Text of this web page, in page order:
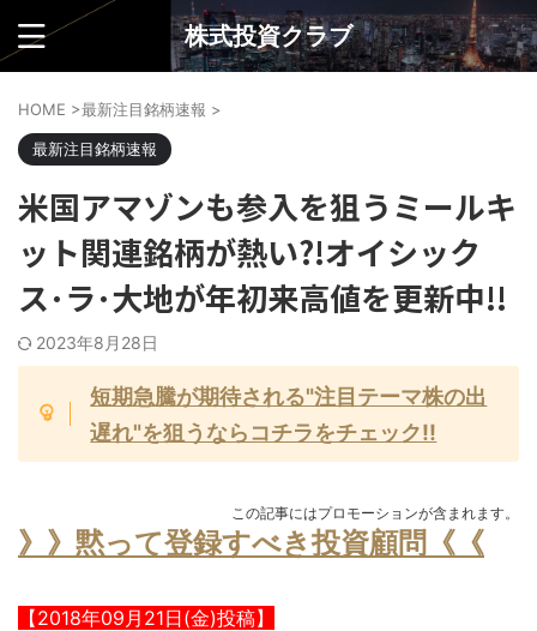
株式投資クラブ
HOME >最新注目銘柄速報 >
最新注目銘柄速報
米国アマゾンも参入を狙うミールキ
ット関連銘柄が熱い?!オイシック
ス･ラ･大地が年初来高値を更新中!!
2023年8月28日
短期急騰が期待される"注目テーマ株の出
遅れ"を狙うならコチラをチェック!!
この記事にはプロモーションが含まれます。
》》黙って登録すべき投資顧問《《
【2018年09月21日(金)投稿】